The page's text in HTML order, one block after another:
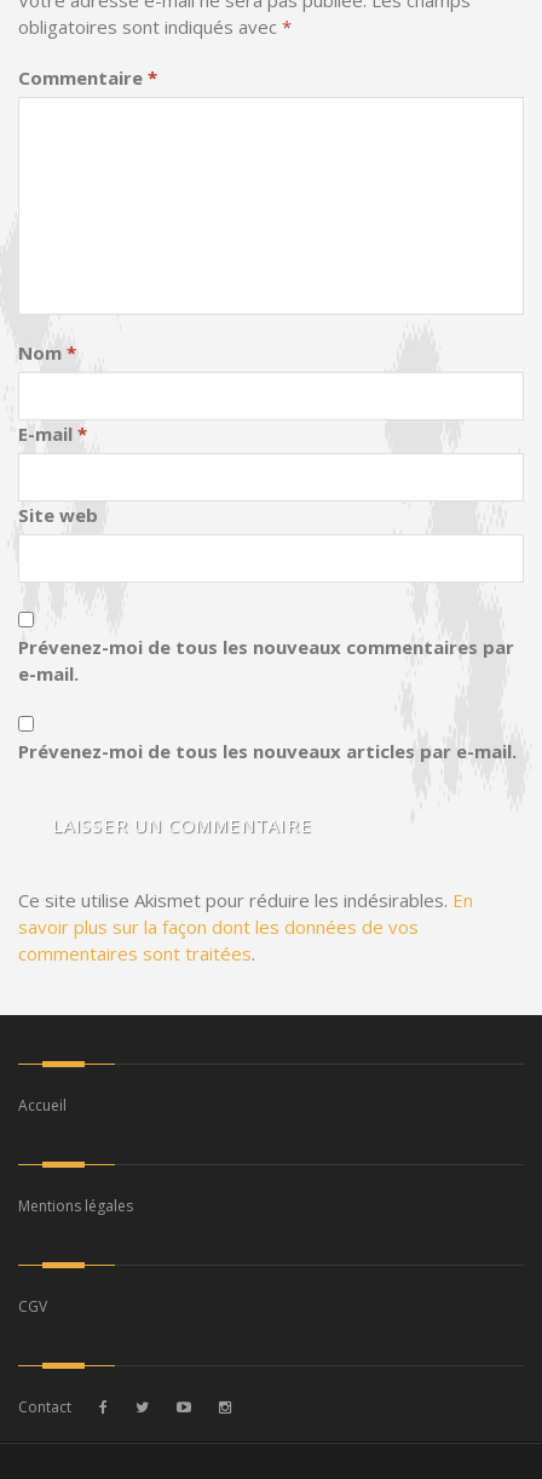
obligatoires sont indiqués avec *
Commentaire *
Nom *
E-mail *
Site web
Prévenez-moi de tous les nouveaux commentaires par
e-mail.
Prévenez-moi de tous les nouveaux articles par e-mail.
Ce site utilise Akismet pour réduire les indésirables. En
savoir plus sur la façon dont les données de vos
commentaires sont traitées.
Accueil
Mentions légales
CGV
Contact